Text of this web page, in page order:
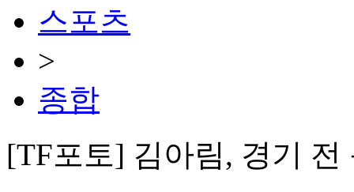
스포츠
>
종합
[TF포토] 김아림, 경기 전